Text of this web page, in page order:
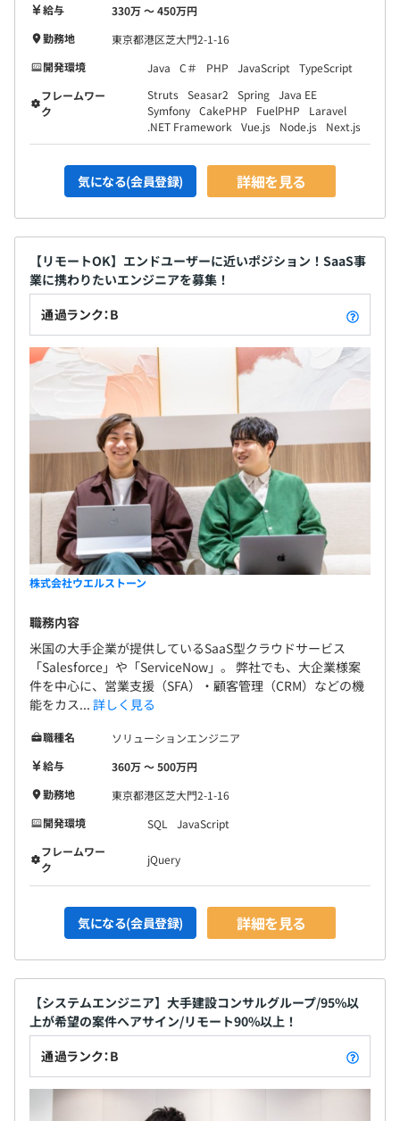
給与
330万 〜 450万円
勤務地
東京都港区芝大門2-1-16
開発環境
Java C＃ PHP JavaScript
TypeScript
フレームワー
ク
Struts Seasar2 Spring Java EE
Symfony CakePHP FuelPHP
Laravel
.NET Framework
Vue.js Node.js Next.js
気になる(会員登録) 詳細を見る
【リモートOK】エンドユーザーに近いポジション！SaaS事
業に携わりたいエンジニアを募集！
通過ランク：B
株式会社ウエルストーン
職務内容
米国の大手企業が提供しているSaaS型クラウドサービス
「Salesforce」や「ServiceNow」。 弊社でも、大企業様案
件を中心に、営業支援（SFA）・顧客管理（CRM）などの機
能をカス... 詳しく見る
職種名
ソリューションエンジニア
給与
360万 〜 500万円
勤務地
東京都港区芝大門2-1-16
開発環境
SQL
JavaScript
フレームワー
ク
jQuery
気になる(会員登録) 詳細を見る
【システムエンジニア】大手建設コンサルグループ/95%以
上が希望の案件へアサイン/リモート90%以上！
通過ランク：B